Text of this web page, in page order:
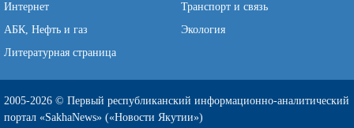
Интернет
Транспорт и связь
АБК, Нефть и газ
Экология
Литературная страница
2005-2026 © Первый республиканский информационно-аналитический
портал «SakhaNews» («Новости Якутии»)